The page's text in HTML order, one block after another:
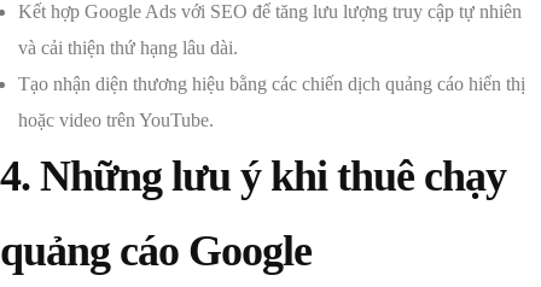
Kết hợp Google Ads với SEO để tăng lưu lượng truy cập tự nhiên
và cải thiện thứ hạng lâu dài.
Tạo nhận diện thương hiệu bằng các chiến dịch quảng cáo hiển thị
hoặc video trên YouTube.
4. Những lưu ý khi thuê chạy
quảng cáo Google